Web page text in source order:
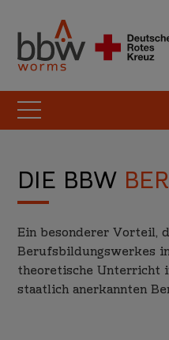
DIE BBW
Ein besonderer Vorteil,
Berufsbildungswerkes
theoretische Unterricht
staatlich anerkannten